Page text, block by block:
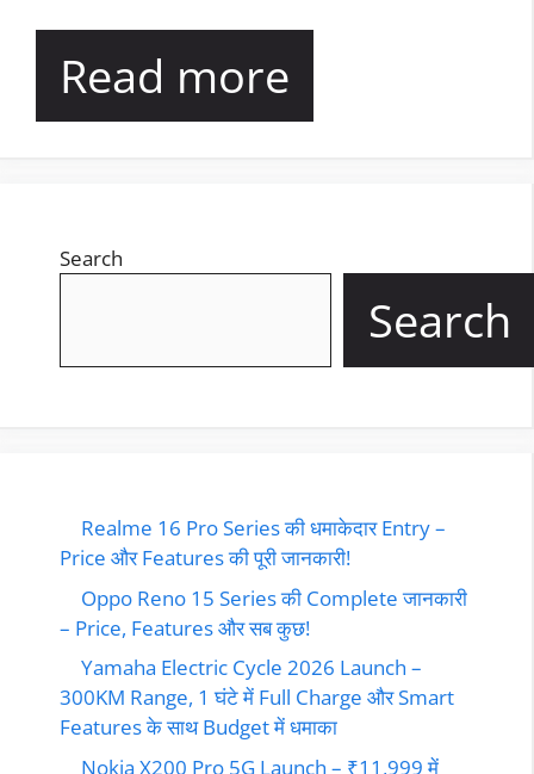
Read more
Search
Search
Realme 16 Pro Series की धमाकेदार Entry –
Price और Features की पूरी जानकारी!
Oppo Reno 15 Series की Complete जानकारी
– Price, Features और सब कुछ!
Yamaha Electric Cycle 2026 Launch –
300KM Range, 1 घंटे में Full Charge और Smart
Features के साथ Budget में धमाका
Nokia X200 Pro 5G Launch – ₹11,999 में